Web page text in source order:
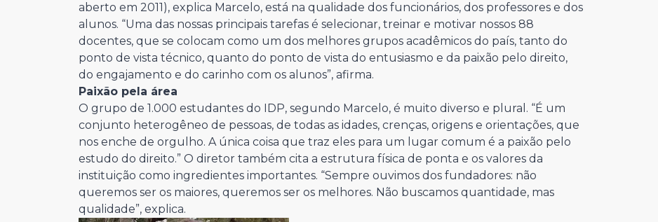
aberto em 2011), explica Marcelo, está na qualidade dos funcionários, dos professores e dos
alunos. “Uma das nossas principais tarefas é selecionar, treinar e motivar nossos 88
docentes, que se colocam como um dos melhores grupos acadêmicos do país, tanto do
ponto de vista técnico, quanto do ponto de vista do entusiasmo e da paixão pelo direito,
do engajamento e do carinho com os alunos”, afirma.
Paixão pela área
O grupo de 1.000 estudantes do IDP, segundo Marcelo, é muito diverso e plural. “É um
conjunto heterogêneo de pessoas, de todas as idades, crenças, origens e orientações, que
nos enche de orgulho. A única coisa que traz eles para um lugar comum é a paixão pelo
estudo do direito.” O diretor também cita a estrutura física de ponta e os valores da
instituição como ingredientes importantes. “Sempre ouvimos dos fundadores: não
queremos ser os maiores, queremos ser os melhores. Não buscamos quantidade, mas
qualidade”, explica.